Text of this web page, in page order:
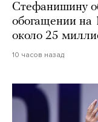
Стефанишину
обогащении на
около 25
10 часов назад